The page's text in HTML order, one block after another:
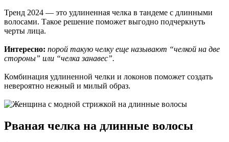
Тренд 2024 — это удлиненная челка в тандеме с длинными
волосами. Такое решение поможет выгодно подчеркнуть
черты лица.
Интересно: порой такую челку еще называют “челкой на две
стороны” или “челка занавес”.
Комбинация удлиненной челки и локонов поможет создать
невероятно нежный и милый образ.
Рваная челка на длинные волосы